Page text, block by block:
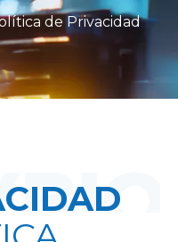
de Privacidad